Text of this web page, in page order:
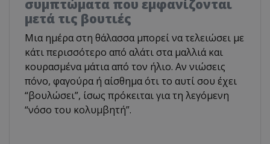
συμπτώματα που εμφανίζονται
μετά τις βουτιές
Μια ημέρα στη θάλασσα μπορεί να τελειώσει με
κάτι περισσότερο από αλάτι στα μαλλιά και
κουρασμένα μάτια από τον ήλιο. Αν νιώσεις
πόνο, φαγούρα ή αίσθημα ότι το αυτί σου έχει
“βουλώσει”, ίσως πρόκειται για τη λεγόμενη
“νόσο του κολυμβητή”.